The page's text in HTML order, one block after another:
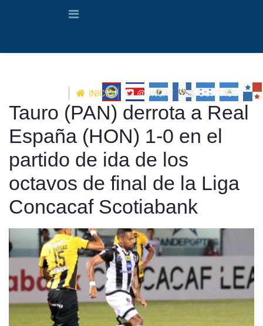
INICIO @UNCAF CONTACTO
Tauro (PAN) derrota a Real
España (HON) 1-0 en el
partido de ida de los
octavos de final de la Liga
Concacaf Scotiabank